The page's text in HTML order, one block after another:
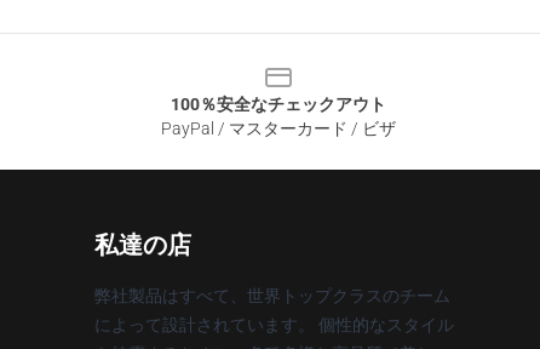
100％安全なチェックアウト
PayPal / マスターカード / ビザ
私達の店
弊社製品はすべて、世界トップクラスのチーム
によって設計されています。 個性的なスタイル